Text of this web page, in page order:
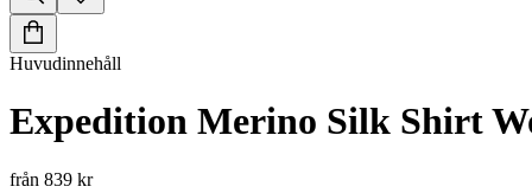
Huvudinnehåll
Expedition Merino Silk Shirt
från 839 kr